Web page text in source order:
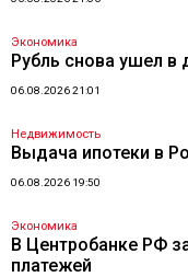
Экономика
Рубль снова ушел в
06.08.2026 21:01
Недвижимость
Выдача ипотеки в
06.08.2026 19:50
Экономика
В Центробанке РФ
платежей